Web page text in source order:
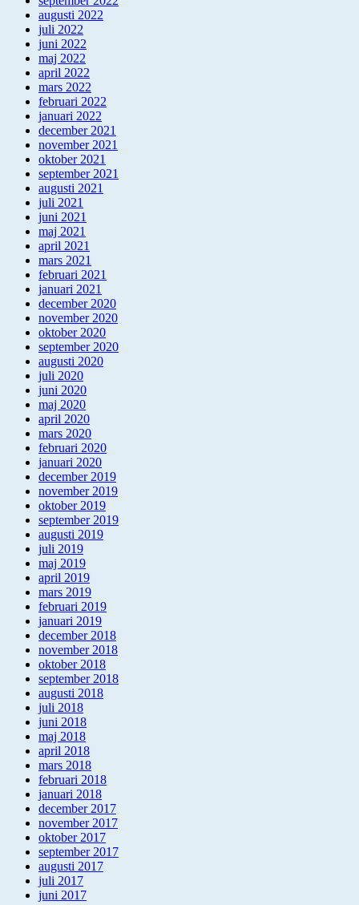
augusti 2022
juli 2022
juni 2022
maj 2022
april 2022
mars 2022
februari 2022
januari 2022
december 2021
november 2021
oktober 2021
september 2021
augusti 2021
juli 2021
juni 2021
maj 2021
april 2021
mars 2021
februari 2021
januari 2021
december 2020
november 2020
oktober 2020
september 2020
augusti 2020
juli 2020
juni 2020
maj 2020
april 2020
mars 2020
februari 2020
januari 2020
december 2019
november 2019
oktober 2019
september 2019
augusti 2019
juli 2019
maj 2019
april 2019
mars 2019
februari 2019
januari 2019
december 2018
november 2018
oktober 2018
september 2018
augusti 2018
juli 2018
juni 2018
maj 2018
april 2018
mars 2018
februari 2018
januari 2018
december 2017
november 2017
oktober 2017
september 2017
augusti 2017
juli 2017
juni 2017